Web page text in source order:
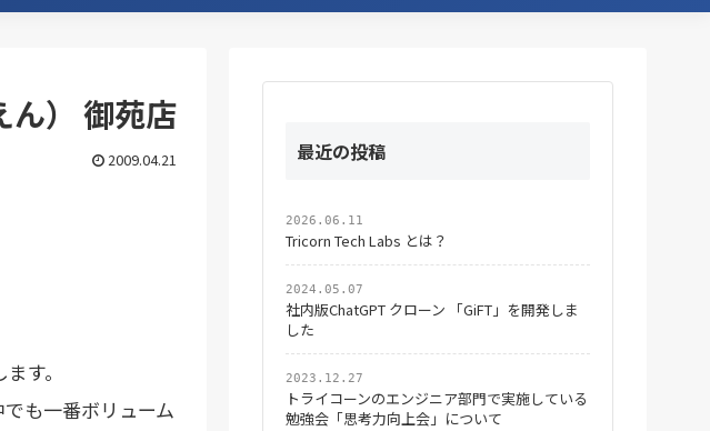
ん） 御苑店
2009.04.21
す。
も一番ボリューム
最近の投稿
2026.06.11
Tricorn Tech Labs とは？
2024.05.07
社内版ChatGPT クローン 「GiFT」を開発しま
した
2023.12.27
トライコーンのエンジニア部門で実施している
勉強会「思考力向上会」について